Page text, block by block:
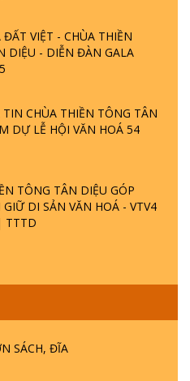
VIỆT - CHÙA THIỀN
DIỆU - DIỄN ĐÀN GALA
CHÙA THIỀN TÔNG TÂN
DỰ LỄ HỘI VĂN HOÁ 54
TÔNG TÂN DIỆU GÓP
GIỮ DI SẢN VĂN HOÁ - VTV4
TTTD
SÁCH, ĐĨA
ĐẠO